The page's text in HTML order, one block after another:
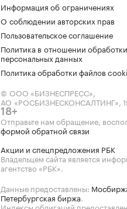
Информация об ограничениях
О соблюдении авторских прав
Пользовательское соглашение
Политика в отношении обработки
персональных данных
Политика обработки файлов
© ООО «БИЗНЕСПРЕСС»,
АО «РОСБИЗНЕСКОНСАЛТИНГ»,
18+
Отправьте нам обращение,
формой обратной связи
Акции и спецпредложения РБК
Владельцем сайта является
агентство «РБК».
Данные предоставлены:
Петербургская биржа.
Индексы облигаций